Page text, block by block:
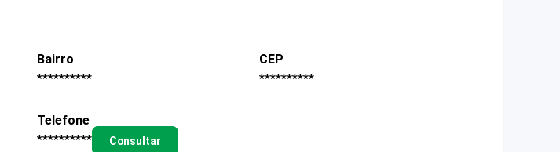
Bairro
**********
CEP
**********
Telefone
**********
Consultar